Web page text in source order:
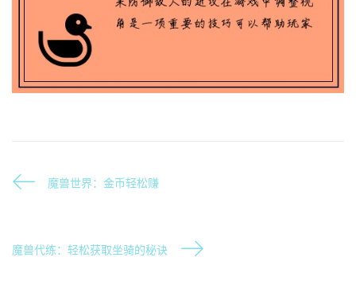
魔兽世界：金币轻松赚
魔兽代练：轻松获取坐骑的秘诀